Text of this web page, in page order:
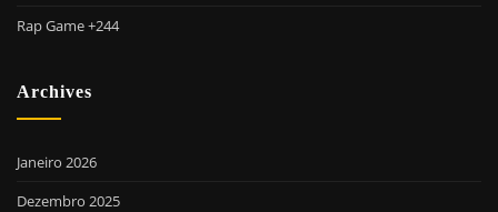
Rap Game +244
Archives
Janeiro 2026
Dezembro 2025